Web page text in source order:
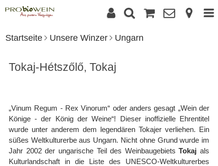
Startseite Unsere Winzer Ungarn
Tokaj-Hétszőlő, Tokaj
„Vinum Regum - Rex Vinorum“ oder anders gesagt „Wein der
Könige - der König der Weine“! Dieser inoffizielle Ehrentitel
wurde unter anderem dem legendären Tokajer verliehen. Ein
süßes Weltkulturerbe aus Ungarn. Nicht ohne Grund wurde im
Jahr 2002 der ungarische Teil des WeinbaugebietsTokajals
Kulturlandschaft in die Liste des UNESCO-Weltkulturerbes